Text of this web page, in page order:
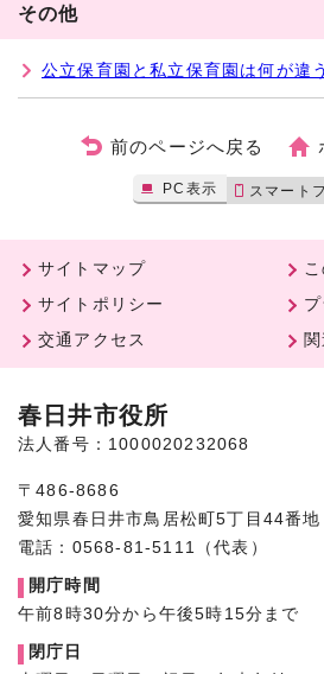
その他
公立保育園と私立保育園は何が違
前のページへ戻る
PC表示 スマート
サイトマップ
サイトポリシー
交通アクセス
春日井市役所
法人番号：1000020232068
〒486-8686
愛知県春日井市鳥居松町5丁目44番地
電話：0568-81-5111（代表）
開庁時間
午前8時30分から午後5時15分まで
閉庁日